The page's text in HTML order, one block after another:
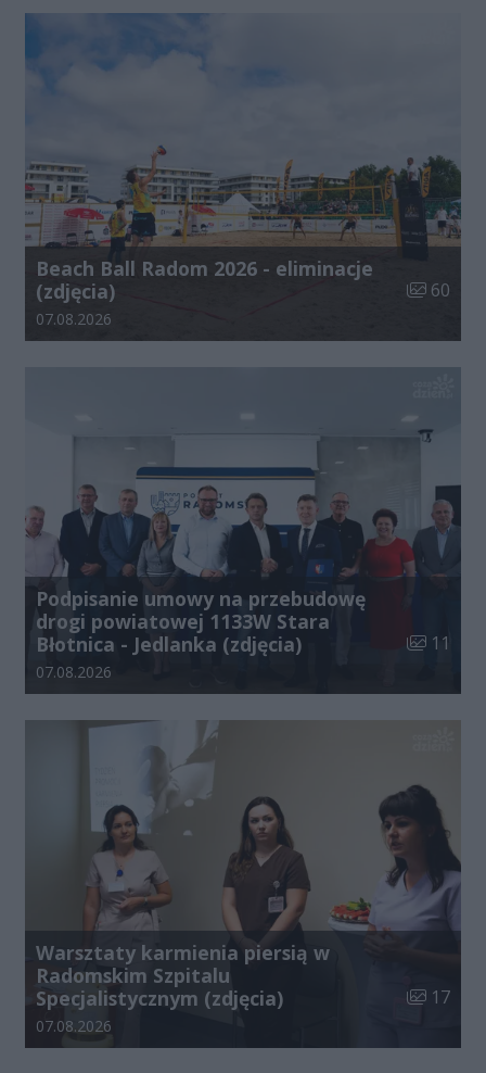
Beach Ball Radom 2026 - eliminacje
(zdjęcia)
Liczba
60
Data dodania galerii:
07.08.2026
Podpisanie umowy na przebudowę
drogi powiatowej 1133W Stara
Błotnica - Jedlanka (zdjęcia)
Liczba
11
Data dodania galerii:
07.08.2026
Warsztaty karmienia piersią w
Radomskim Szpitalu
Specjalistycznym (zdjęcia)
Liczba
17
Data dodania galerii:
07.08.2026